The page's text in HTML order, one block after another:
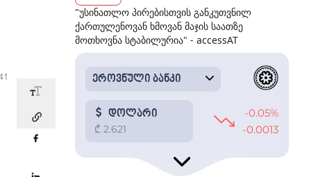
"უსინათლო პირებისთვის განკუთვნილ
ქართულენოვან ხმოვან მაჯის საათზე
მოთხოვნა სტაბილურია" - accessAT